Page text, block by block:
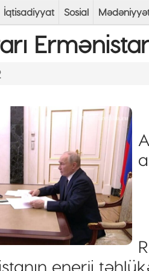
İqtisadiyyat Sosial
enerji